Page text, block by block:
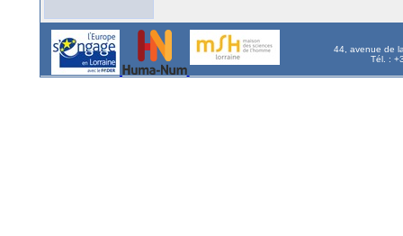
44, avenue de
Tél. :